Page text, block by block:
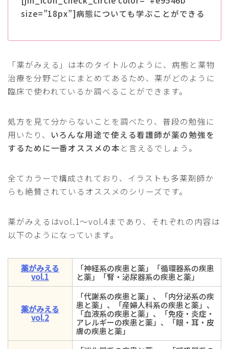
size=”18px”]病態についても学ぶことができる
「薬がみえる」は本のタイトルのように、病態と薬物
治療を分野ごとにまとめてあるため、薬がどのように
臨床で使われているか調べることができます。
処方を見て分からないことを調べたり、普段の勉強に
用いたり、
いろんな用途で使える看護師が薬の勉強を
するために一番オススメの本 と言えるでしょう。
全てカラーで構成されており、イラストも多薬剤師か
らも絶賛されているオススメのシリーズです。
薬がみえるはvol.1～vol.4まであり、それぞれの内容は
以下のようになっています。
薬がみえる
vol.1
「神経系の疾患と薬」「循環器系の疾患
と薬」「腎・泌尿器系の疾患と薬」
薬がみえる
vol.2
「代謝系の疾患と薬」、「内分泌系の疾
患と薬」、「産婦人科系の疾患と薬」、
「血液系の疾患と薬」、「免疫・炎症・
アレルギーの疾患と薬」、「眼・耳・皮
膚の疾患と薬」